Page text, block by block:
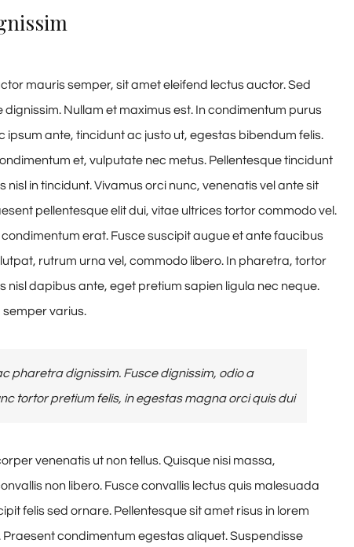
mauris semper, sit amet eleifend lectus auctor. Sed
dignissim. Nullam et maximus est. In condimentum purus
ipsum ante, tincidunt ac justo ut, egestas bibendum felis.
et, vulputate nec metus. Pellentesque tincidunt
nisl in tincidunt. Vivamus orci nunc, venenatis vel ante sit
pellentesque elit dui, vitae ultrices tortor commodo vel.
erat. Fusce suscipit augue et ante faucibus
rutrum urna vel, commodo libero. In pharetra, tortor
nisl dapibus ante, eget pretium sapien ligula nec neque.
semper varius.
pharetra dignissim. Fusce dignissim, odio a
tortor pretium felis, in egestas magna orci quis dui
venenatis ut non tellus. Quisque nisi massa,
non libero. Fusce convallis lectus quis malesuada
felis sed ornare. Pellentesque sit amet risus in lorem
Praesent condimentum egestas aliquet. Suspendisse